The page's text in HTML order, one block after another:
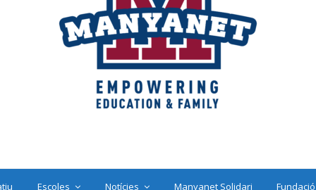
Escoles Notícies Manyanet Solidari Fundació